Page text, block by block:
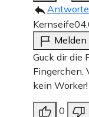
Kernseife
Melden
Guck dir die
Fingerchen.
kein Worker!
0